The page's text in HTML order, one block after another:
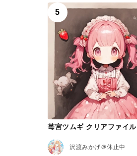
5
苺宮ツムギ クリアファイル
沢渡みかげ＠休止中